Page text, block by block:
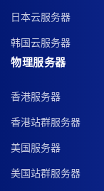
日本云服务器
韩国云服务器
物理服务器
香港服务器
香港站群服务器
美国服务器
美国站群服务器